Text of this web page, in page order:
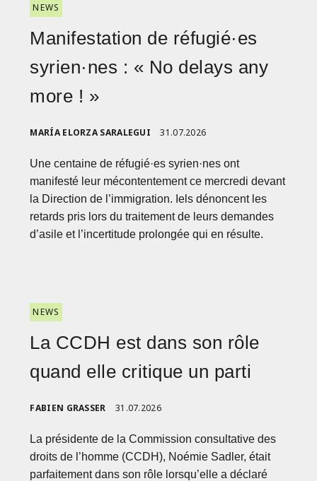
NEWS
Manifestation de réfugié·es
syrien·nes : « No delays any
more ! »
MARÍA ELORZA SARALEGUI 31.07.2026
Une centaine de réfugié·es syrien·nes ont
manifesté leur mécontentement ce mercredi devant
la Direction de l’immigration. Iels dénoncent les
retards pris lors du traitement de leurs demandes
d’asile et l’incertitude prolongée qui en résulte.
NEWS
La CCDH est dans son rôle
quand elle critique un parti
FABIEN GRASSER 31.07.2026
La présidente de la Commission consultative des
droits de l’homme (CCDH), Noémie Sadler, était
parfaitement dans son rôle lorsqu’elle a déclaré